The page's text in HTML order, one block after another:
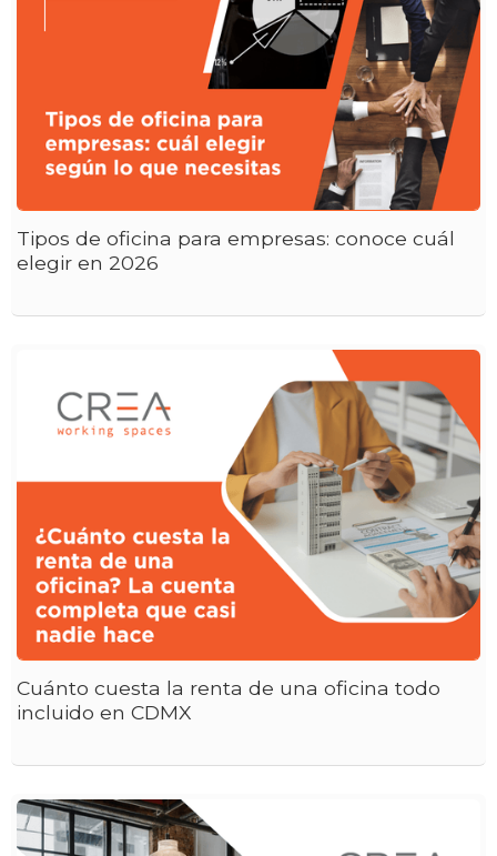
Tipos de oficina para empresas: conoce cuál
elegir en 2026
Cuánto cuesta la renta de una oficina todo
incluido en CDMX